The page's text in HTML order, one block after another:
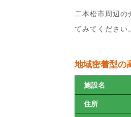
二本松市周辺
てみてください。
地域密着型の
施設名
住所